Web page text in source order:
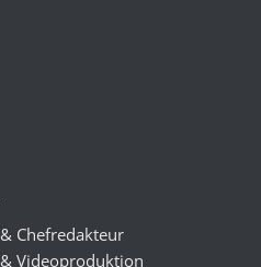
Chefredakteur
Videoproduktion